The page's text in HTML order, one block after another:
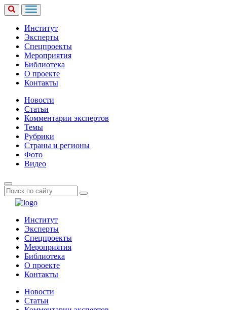
Институт
Эксперты
Спецпроекты
Мероприятия
Библиотека
О проекте
Контакты
Новости
Статьи
Комментарии экспертов
Темы
Рубрики
Страны и регионы
Фото
Видео
Институт
Эксперты
Спецпроекты
Мероприятия
Библиотека
О проекте
Контакты
Новости
Статьи